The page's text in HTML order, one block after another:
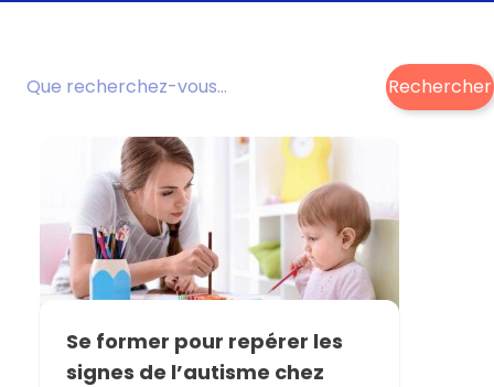
Rechercher Rechercher
Se former pour repérer les
signes de l’autisme chez